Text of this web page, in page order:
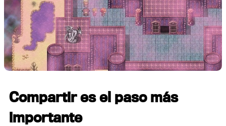
Compartir es el paso más
importante